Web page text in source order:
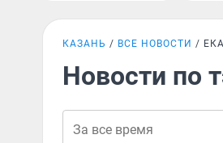
КАЗАНЬ ВСЕ НОВОСТИ
Новости по